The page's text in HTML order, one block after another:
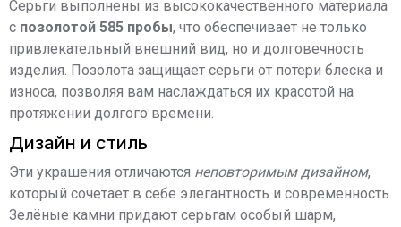
Серьги выполнены из высококачественного материала
с позолотой 585 пробы, что обеспечивает не только
привлекательный внешний вид, но и долговечность
изделия. Позолота защищает серьги от потери блеска и
износа, позволяя вам наслаждаться их красотой на
протяжении долгого времени.
Дизайн и стиль
Эти украшения отличаются неповторимым дизайном,
который сочетает в себе элегантность и современность.
Зелёные камни придают серьгам особый шарм,